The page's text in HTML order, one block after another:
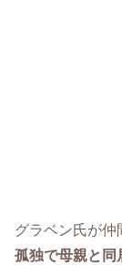
グラベン氏が仲
孤独で母親と同